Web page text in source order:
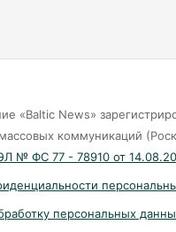
«Baltic News»
коммуникаций
№ ФС 77 - 78910 от
персональных